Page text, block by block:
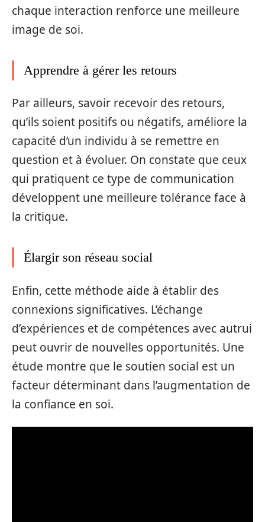
chaque interaction renforce une meilleure
image de soi.
Apprendre à gérer les retours
Par ailleurs, savoir recevoir des retours,
qu’ils soient positifs ou négatifs, améliore la
capacité d’un individu à se remettre en
question et à évoluer. On constate que ceux
qui pratiquent ce type de communication
développent une meilleure tolérance face à
la critique.
Élargir son réseau social
Enfin, cette méthode aide à établir des
connexions significatives. L’échange
d’expériences et de compétences avec autrui
peut ouvrir de nouvelles opportunités. Une
étude montre que le soutien social est un
facteur déterminant dans l’augmentation de
la confiance en soi.